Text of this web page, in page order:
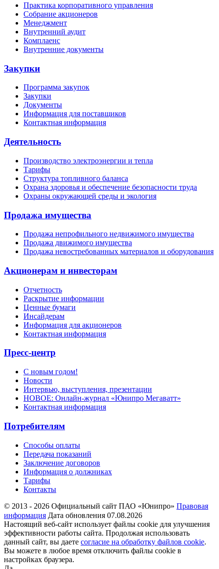
Практика корпоративного управления
Собрание акционеров
Менеджмент
Внутренний аудит
Комплаенс
Внутренние документы
Закупки
Программа закупок
Закупки
Документы
Информация для поставщиков
Контактная информация
Деятельность
Производство электроэнергии и тепла
Тарифы
Структура топливного баланса
Охрана здоровья и обеспечение безопасности труда
Охраны окружающей среды и экология
Продажа имущества
Продажа непрофильного недвижимого имущества
Продажа движимого имущества
Продажа невостребованных материалов и оборудования
Акционерам и инвесторам
Отчетность
Раскрытие информации
Ценные бумаги
Инсайдерам
Информация для акционеров
Контактная информация
Пресс-центр
С новым годом!
Новости
Интервью, выступления, презентации
НОВОЕ: Онлайн-журнал «Юнипро Мегаватт»
Контактная информация
Потребителям
Способы оплаты
Передача показаний
Заключение договоров
Информация о должниках
Тарифы
Контакты
© 2013 - 2026 Официальный сайт ПАО «Юнипро» Правовая
информация Дата обновления 07.08.2026
Настоящий веб-сайт использует файлы cookie для улучшения
эффективности работы сайта. Продолжая использовать
данный сайт, вы даете согласие на обработку файлов cookie.
Вы можете в любое время отключить файлы cookie в
настройках браузера.